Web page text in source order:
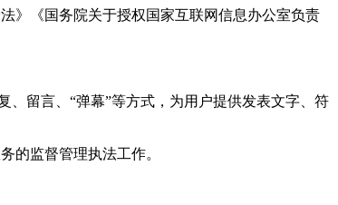
》《国务院关于授权国家互联网信息办公室负责
留言、“弹幕”等方式，为用户提供发表文字、符
的监督管理执法工作。